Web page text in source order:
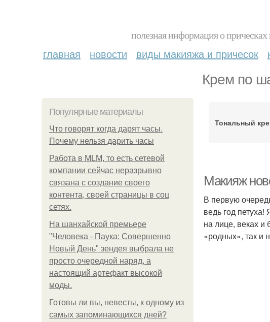
полезная информация о
главная новости виды макияжа и причесок
Крем по
Популярные материалы
Что говорят когда дарят часы.
Почему нельзя дарить часы
Работа в MLM, то есть сетевой
компании сейчас неразрывно
связана с создание своего
контента, своей страницы в соц
сетях.
На шанхайской премьере
"Человека - Паука: Совершенно
Новый День" зендея выбрала не
просто очередной наряд, а
настоящий артефакт высокой
моды.
Готовы ли вы, невесты, к одному из
самых запоминающихся дней?
Тональный
Макияж
В первую
ведь год петуха!
на лице, веках и
«родных», так и